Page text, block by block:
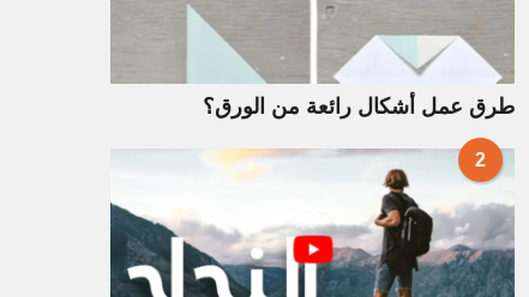
طرق عمل أشكال رائعة من الورق؟
2